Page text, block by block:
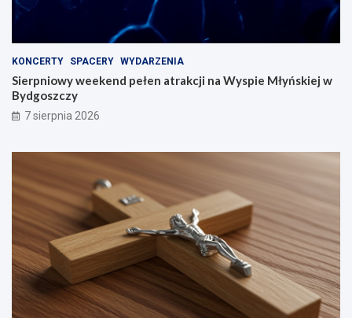
KONCERTY SPACERY WYDARZENIA
Sierpniowy weekend pełen atrakcji na Wyspie Młyńskiej w
Bydgoszczy
7 sierpnia 2026